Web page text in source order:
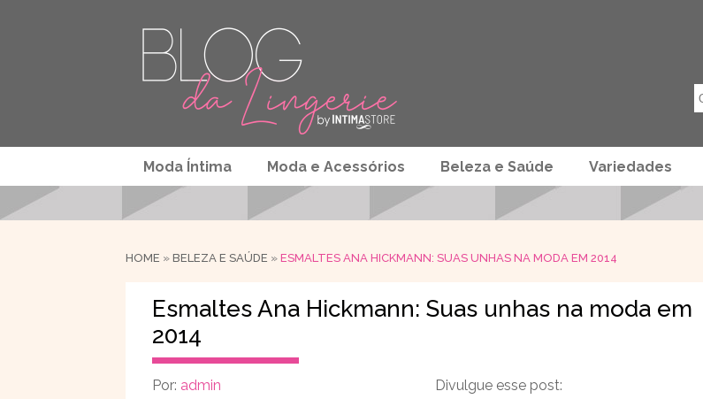
Moda Íntima Moda e Acessórios Beleza e Saúde Variedades
HOME » BELEZA E SAÚDE » ESMALTES ANA HICKMANN: SUAS UNHAS NA MODA EM 2014
Esmaltes Ana Hickmann: Suas unhas na moda em
2014
Por: admin Divulgue esse post: